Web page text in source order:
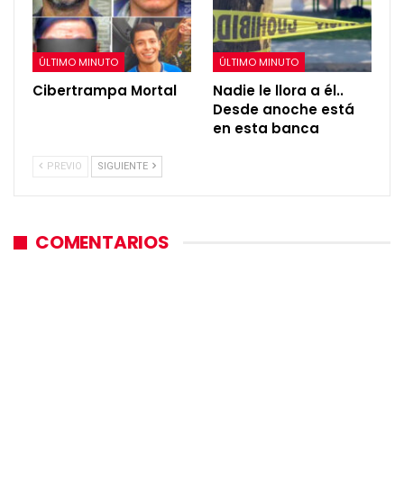
ÚLTIMO MINUTO
Cibertrampa Mortal
ÚLTIMO MINUTO
Nadie le llora a él..
Desde anoche está
en esta banca
PREVIO SIGUIENTE
COMENTARIOS